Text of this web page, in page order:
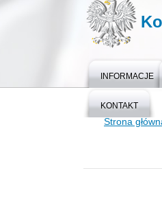
INFORMACJE
KONTAKT
Strona